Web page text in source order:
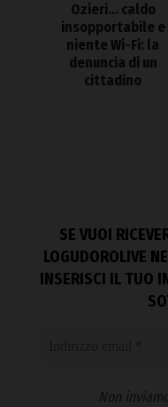
Ozieri… caldo
insopportabile e
niente Wi-Fi: la
denuncia di un
cittadino
SE VUOI
LOGUDOROLIVE
INSERISCI IL TUO
Non